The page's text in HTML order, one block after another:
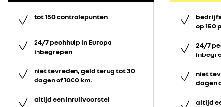
tot 150 controlepunten
24/7 pechhulp in Europa
inbegrepen
niet tevreden, geld terug tot 30
dagen of 1000 km.
altijd een inruilvoorstel
op 150
24/7
niet
dagen
altijd